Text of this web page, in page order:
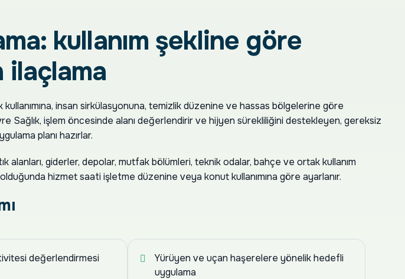
kullanım şekline göre
ilaçlama
kullanımına, insan sirkülasyonuna, temizlik düzenine ve hassas bölgelerine göre
Sağlık, işlem öncesinde alanı değerlendirir ve hijyen sürekliliğini destekleyen, gereksiz
planı hazırlar.
alanları, giderler, depolar, mutfak bölümleri, teknik odalar, bahçe ve ortak kullanım
olduğunda hizmet saati işletme düzenine veya konut kullanımına göre ayarlanır.
değerlendirmesi
Yürüyen ve uçan haşerelere yönelik hedefli
uygulama